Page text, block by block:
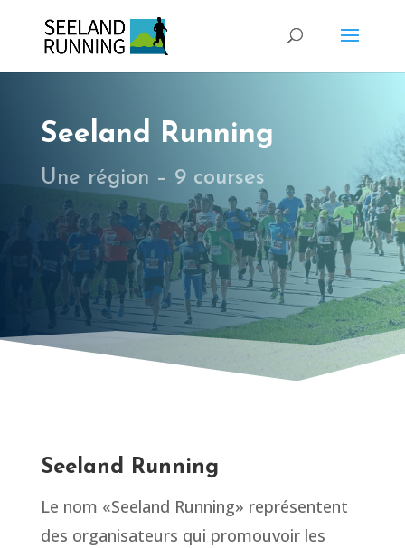
Seeland Running
Une région – 9 courses
Seeland Running
Le nom «Seeland Running» représentent
des organisateurs qui promouvoir les